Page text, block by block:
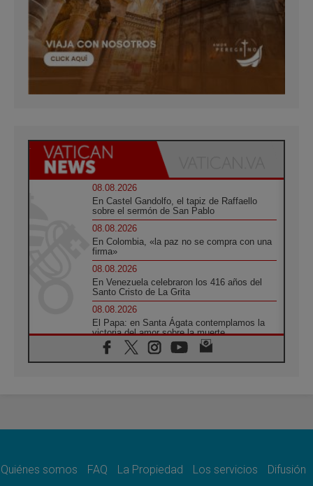
08.08.2026
En Castel Gandolfo, el tapiz de Raffaello
sobre el sermón de San Pablo
08.08.2026
En Colombia, «la paz no se compra con una
firma»
08.08.2026
En Venezuela celebraron los 416 años del
Santo Cristo de La Grita
08.08.2026
El Papa: en Santa Ágata contemplamos la
victoria del amor sobre la muerte
08.08.2026
León XIV visitará el Santuario de la Madre
07.08.2026
07.08.2026
Quiénes somos FAQ La Propiedad Los servicios Difusión